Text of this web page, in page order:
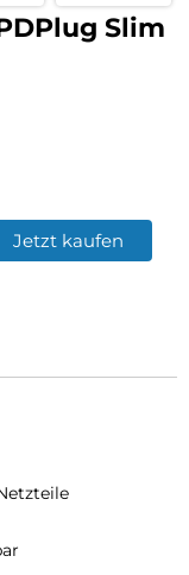
Slim
Jetzt kaufen